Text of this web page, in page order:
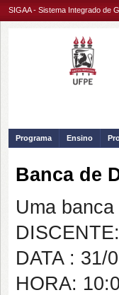
SIGAA - Sistema Integrado de
Programa Ensino
Banca de
Uma
DATA : 31/
HORA: